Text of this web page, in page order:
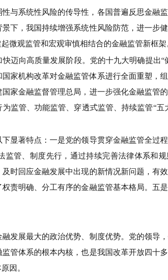
系统性风险的传导性，各国普遍反思金融
下，我国持续增强系统性风险防范，进一步
微观监管和宏观审慎相结合的金融监管新框架
向高质量发展阶段。党的十九大明确提出“
家机构改革对金融监管体系进行全面重塑，
家金融监督管理总局，进一步强化金融监管
监管、功能监管、穿透式监管、持续监管“五
著特点：一是党的领导贯穿金融监管全过
管、制度先行，通过持续完善法律体系和
时回应金融发展中出现的新情况新问题，有
责明确、分工有序的金融监管基本格局。五
展最大的政治优势、制度优势。党的领导
管体系的根本内核，也是我国改革开放四十
因。